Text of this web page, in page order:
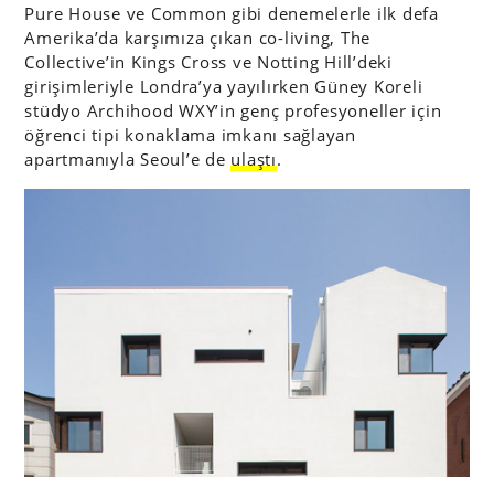
Pure House ve Common gibi denemelerle ilk defa
Amerika’da karşımıza çıkan co-living, The
Collective’in Kings Cross ve Notting Hill’deki
girişimleriyle Londra’ya yayılırken Güney Koreli
stüdyo Archihood WXY’in genç profesyoneller için
öğrenci tipi konaklama imkanı sağlayan
apartmanıyla Seoul’e de ulaştı.